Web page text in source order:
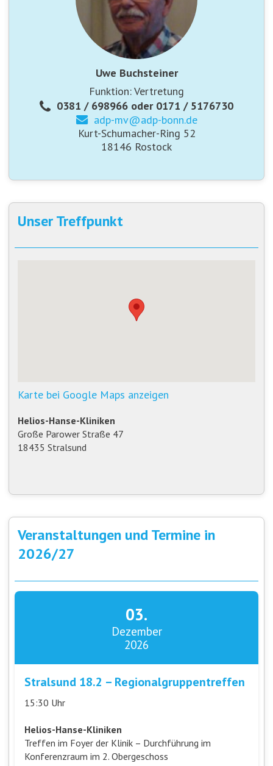
Uwe Buchsteiner
Funktion: Vertretung
0381 / 698966 oder 0171 / 5176730
adp-mv@adp-bonn.de
Kurt-Schumacher-Ring 52
18146 Rostock
Unser Treffpunkt
Karte bei Google Maps anzeigen
Helios-Hanse-Kliniken
Große Parower Straße 47
18435 Stralsund
Veranstaltungen und Termine in
2026/27
03.
Dezember
2026
Stralsund 18.2 – Regionalgruppentreffen
15:30 Uhr
Helios-Hanse-Kliniken
Treffen im Foyer der Klinik – Durchführung im
Konferenzraum im 2. Obergeschoss